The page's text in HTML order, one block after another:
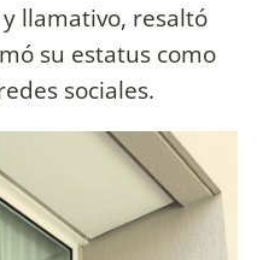
llamativo, resaltó
su estatus como
sociales.